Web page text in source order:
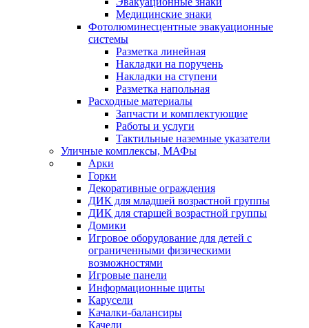
Медицинские знаки
Фотолюминесцентные эвакуационные
системы
Разметка линейная
Накладки на поручень
Накладки на ступени
Разметка напольная
Расходные материалы
Запчасти и комплектующие
Работы и услуги
Тактильные наземные указатели
Уличные комплексы, МАФы
Арки
Горки
Декоративные ограждения
ДИК для младшей возрастной группы
ДИК для старшей возрастной группы
Домики
Игровое оборудование для детей с
ограниченными физическими
возможностями
Игровые панели
Информационные щиты
Карусели
Качалки-балансиры
Качели